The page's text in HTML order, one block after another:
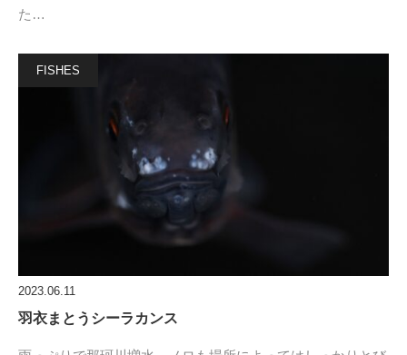
た…
FISHES
2023.06.11
羽衣まとうシーラカンス